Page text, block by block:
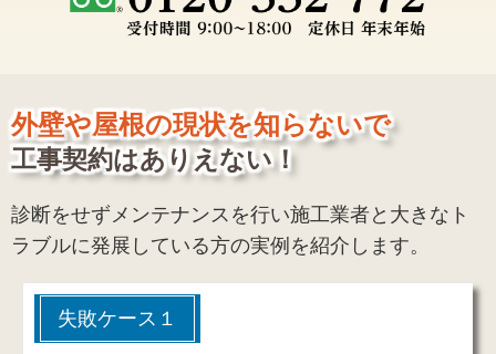
外壁や屋根の現状を知らないで
工事契約はありえない！
診断をせずメンテナンスを行い施工業者と大きなト
ラブルに発展している方の実例を紹介します。
失敗ケース１